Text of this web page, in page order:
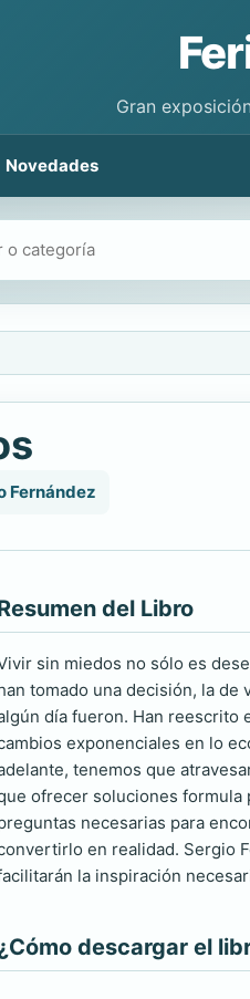
Gran
Novedades
Fernández
del Libro
sin miedos no sólo es
tomado una decisión, la
día fueron. Han reescrito
exponenciales en lo
tenemos que
ofrecer soluciones formula
necesarias para
en realidad. Sergio
la inspiración
descargar el